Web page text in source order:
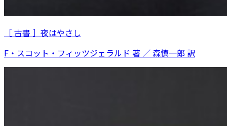
［ 古書 ］夜はやさし
F・スコット・フィッツジェラルド 著 ／ 森慎一郎 訳